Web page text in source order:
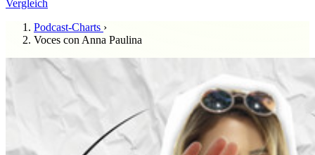
Vergleich
Podcast-Charts ›
Voces con Anna Paulina